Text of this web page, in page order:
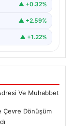
▲ +0.32%
▲ +2.59%
▲ +1.22%
Ve Muhabbet
Çevre Dönüşüm